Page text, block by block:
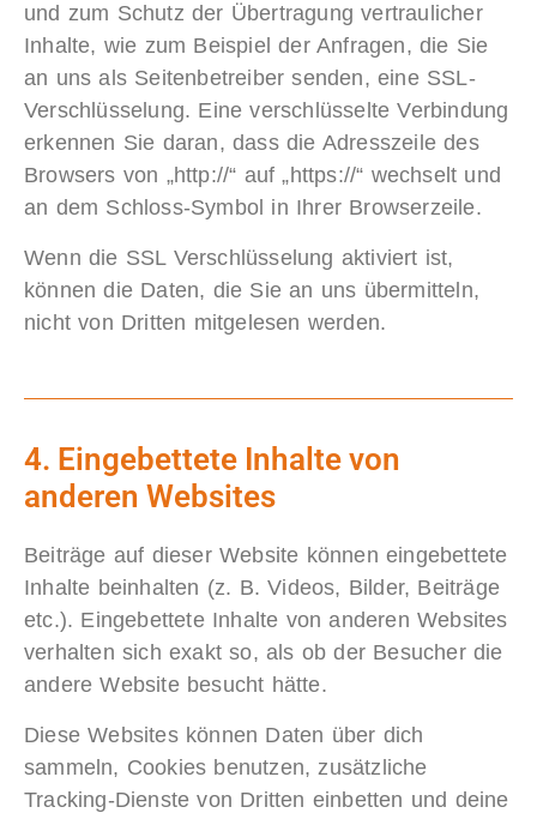
und zum Schutz der Übertragung vertraulicher
Inhalte, wie zum Beispiel der Anfragen, die Sie
an uns als Seitenbetreiber senden, eine SSL-
Verschlüsselung. Eine verschlüsselte Verbindung
erkennen Sie daran, dass die Adresszeile des
Browsers von „http://“ auf „https://“ wechselt und
an dem Schloss-Symbol in Ihrer Browserzeile.
Wenn die SSL Verschlüsselung aktiviert ist,
können die Daten, die Sie an uns übermitteln,
nicht von Dritten mitgelesen werden.
4. Eingebettete Inhalte von
anderen Websites
Beiträge auf dieser Website können eingebettete
Inhalte beinhalten (z. B. Videos, Bilder, Beiträge
etc.). Eingebettete Inhalte von anderen Websites
verhalten sich exakt so, als ob der Besucher die
andere Website besucht hätte.
Diese Websites können Daten über dich
sammeln, Cookies benutzen, zusätzliche
Tracking-Dienste von Dritten einbetten und deine